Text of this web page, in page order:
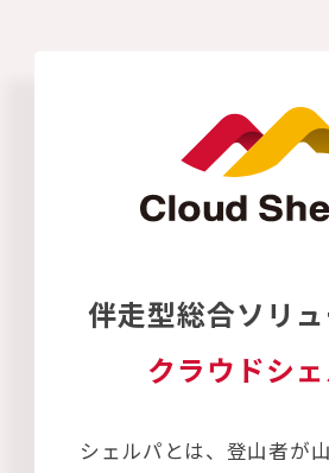
伴走型総合ソリ
クラウドシ
シェルパとは、登山者が